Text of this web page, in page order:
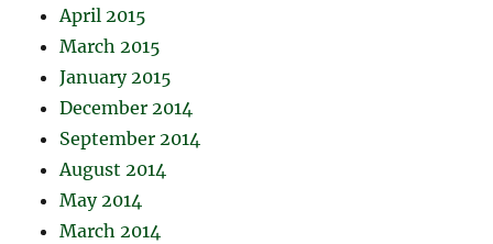
April 2015
March 2015
January 2015
December 2014
September 2014
August 2014
May 2014
March 2014